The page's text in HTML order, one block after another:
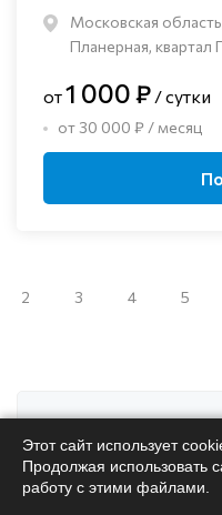
Московская
Планерная, квартал
от1 000 ₽ / сутки
от 30 000 ₽ / месяц
2 3 4 5
Поможем
пансионат
Этот сайт использует
Продолжая использовать
работу с этими файлами.